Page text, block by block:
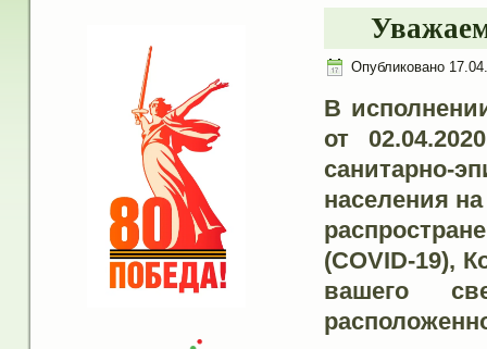
Опубликовано
В
от
населения
(COVID-19),
вашего